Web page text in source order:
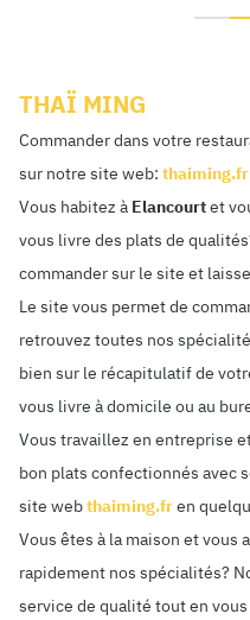
THAÏ MING
Commander dans votre
sur notre site web: thaiming.fr
Vous habitez à Elancourtet
vous livre des plats de
commander sur le site et
Le site vous permet de
retrouvez toutes nos
bien sur le récapitulatif de
vous livre à domicile ou au
Vous travaillez en entreprise
bon plats confectionnés avec
site webthaiming.fren
Vous êtes à la maison et vous
rapidement nos spécialités?
service de qualité tout en